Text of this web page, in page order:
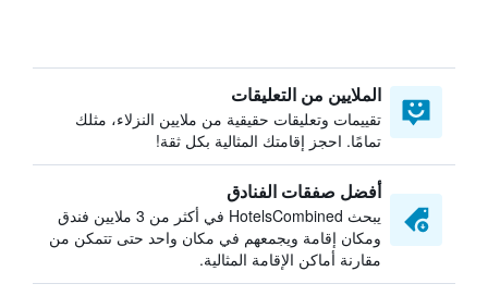
الملايين من التعليقات
تقييمات وتعليقات حقيقية من ملايين النزلاء، مثلك
تمامًا. احجز إقامتك المثالية بكل ثقة!
أفضل صفقات الفنادق
يبحث HotelsCombined في أكثر من 3 ملايين فندق
ومكان إقامة ويجمعهم في مكان واحد حتى تتمكن من
مقارنة أماكن الإقامة المثالية.